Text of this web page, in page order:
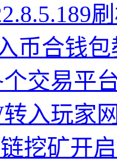
币合钱包
交易平
入玩家
挖矿开